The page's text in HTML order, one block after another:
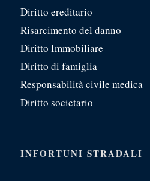
Diritto ereditario
Risarcimento del danno
Diritto Immobiliare
Diritto di famiglia
Responsabilità civile medica
Diritto societario
INFORTUNI STRADALI